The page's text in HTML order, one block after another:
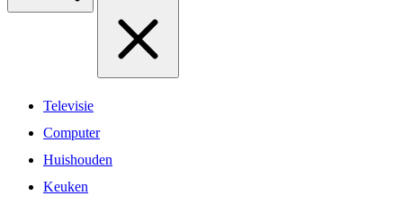
Televisie
Computer
Huishouden
Keuken